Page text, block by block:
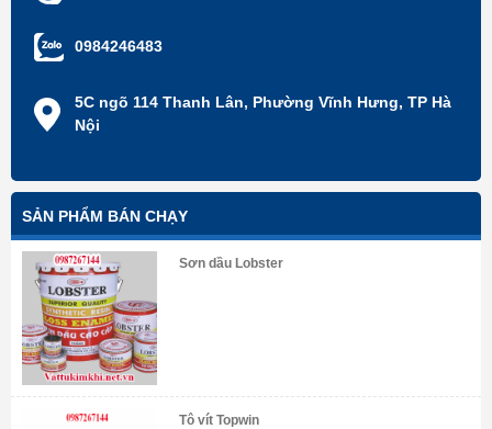
0984246483
5C ngõ 114 Thanh Lân, Phường Vĩnh Hưng, TP Hà
Nội
SẢN PHẨM BÁN CHẠY
Sơn dầu Lobster
Tô vít Topwin